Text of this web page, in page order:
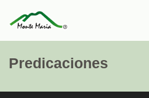
Predicaciones